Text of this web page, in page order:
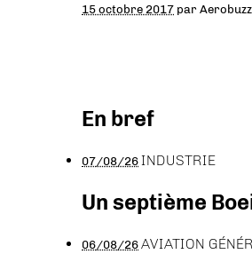
15 octobre 2017 parAerobuzz
En bref
07/08/26INDUSTRIE
Un septième
06/08/26AVIATION